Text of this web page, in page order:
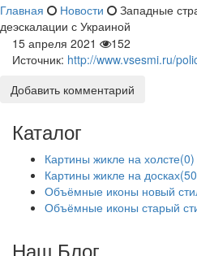
Главная Новости
Западные
деэскалации с Украиной
15 апреля 2021
152
Источник: http://www.vsesmi.ru/
Добавить комментарий
Каталог
Картины жикле на холсте(0)
Картины жикле на досках
Объёмные иконы новый
Объёмные иконы старый
Наш Блог